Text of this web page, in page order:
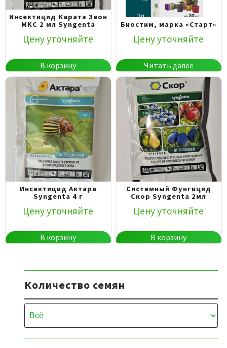
Инсектицид Каратэ Зеон
MKC 2 мл Syngenta
Цену уточняйте
В корзину
Биостим, марка «Старт»
Цену уточняйте
Читать далее
Инсектицид Актара
Syngenta 4 г
Цену уточняйте
В корзину
Системный Фунгицид
Скор Syngenta 2мл
Цену уточняйте
В корзину
Количество семян